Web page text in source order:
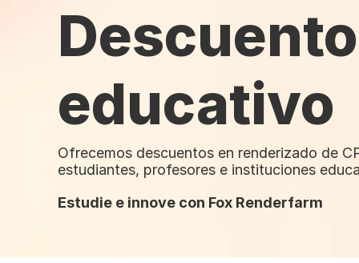
Descuento
educativo
Ofrecemos descuentos en renderizado de
estudiantes, profesores e instituciones
Estudie e innove con Fox Renderfarm